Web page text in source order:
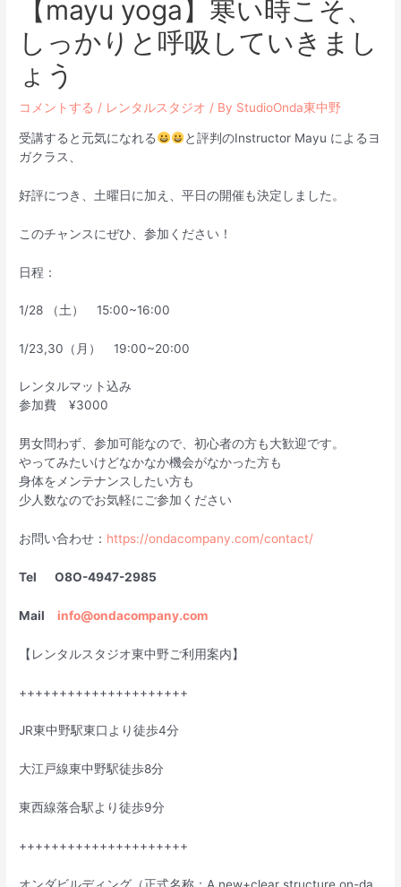
【mayu yoga】寒い時こそ、
しっかりと呼吸していきまし
ょう
コメントする / レンタルスタジオ / By StudioOnda東中野
受講すると元気になれる
と評判のInstructor Mayu によるヨ
ガクラス、
好評につき、土曜日に加え、平日の開催も決定しました。
このチャンスにぜひ、参加ください！
日程：
1/28 （土） 15:00~16:00
1/23,30（月） 19:00~20:00
レンタルマット込み
参加費 ¥3000
男女問わず、参加可能なので、初心者の方も大歓迎です。
やってみたいけどなかなか機会がなかった方も
身体をメンテナンスしたい方も
少人数なのでお気軽にご参加ください
お問い合わせ： https://ondacompany.com/contact/
Tel O8O-4947-2985
Mailinfo@ondacompany.com
【レンタルスタジオ東中野ご利用案内】
+++++++++++++++++++++
JR東中野駅東口より徒歩4分
大江戸線東中野駅徒歩8分
東西線落合駅より徒歩9分
+++++++++++++++++++++